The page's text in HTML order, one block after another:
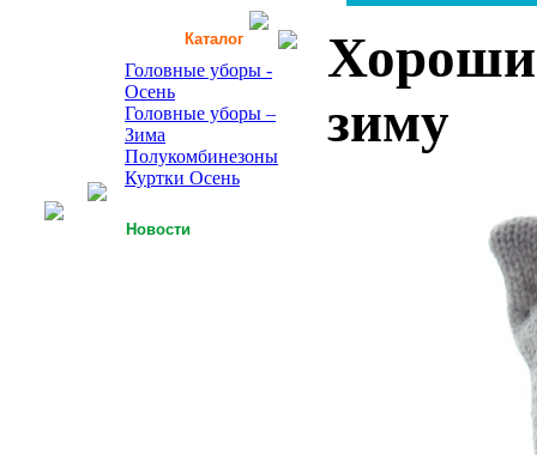
Каталог
Головные уборы -
Осень
Головные уборы –
Зима
Полукомбинезоны
Куртки Осень
Новости
зиму